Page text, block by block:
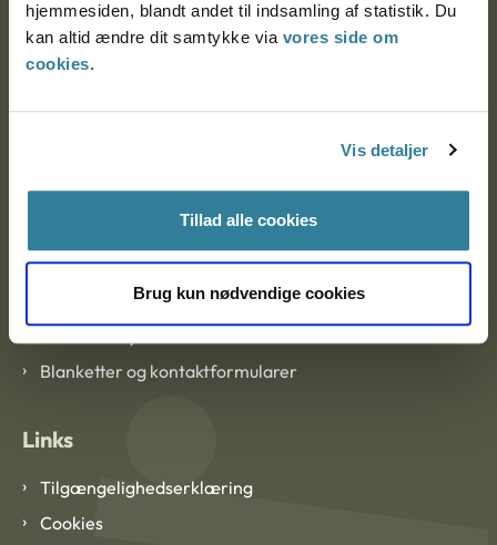
hjemmesiden, blandt andet til indsamling af statistik. Du
kan altid ændre dit samtykke via vores side om
cookies.
Vis detaljer
Tillad alle cookies
Brug kun nødvendige cookies
Ankestyrelsen Aalborg
Om Ankestyrelsen
Blanketter og kontaktformularer
Links
Tilgængelighedserklæring
Cookies